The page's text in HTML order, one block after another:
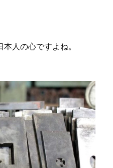
本人の心ですよね。